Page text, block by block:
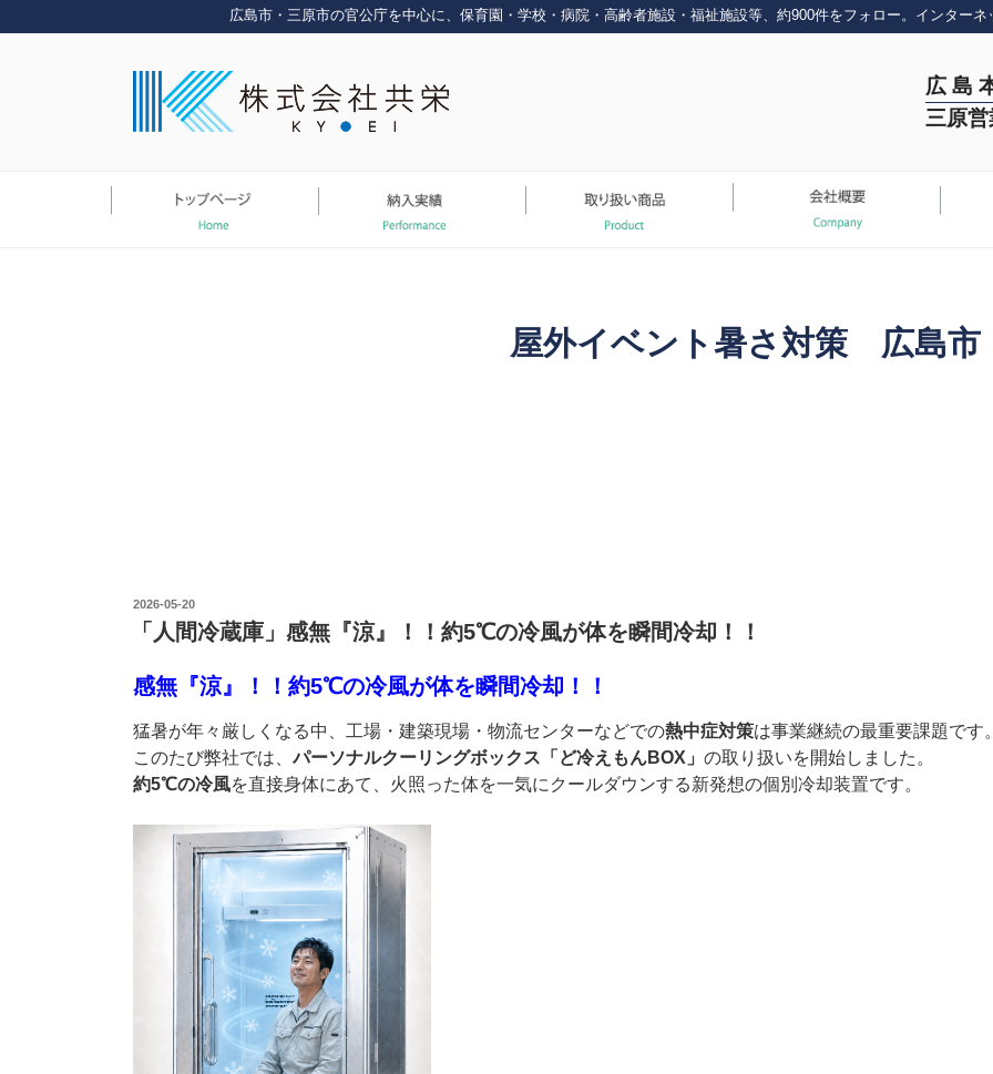
ン
広島市・三原市の官公庁を中心に、保育園・学校・病院・高齢者施設・福祉施設等、約900件をフォロー。インター
広 島
三原
屋外イベント暑さ対策 広島市
投
2026-05-20
「人間冷蔵庫」感無『涼』！！約5℃の冷風が体を瞬間冷却！！
感無『涼』！！約5℃の冷風が体を瞬間冷却！！
猛暑が年々厳しくなる中、工場・建築現場・物流センターなどでの熱中症対策は事業継続の最重要課題です
このたび弊社では、パーソナルクーリングボックス「ど冷えもんBOX」 の取り扱いを開始しました。
約5℃の冷風を直接身体にあて、火照った体を一気にクールダウンする新発想の個別冷却装置です。